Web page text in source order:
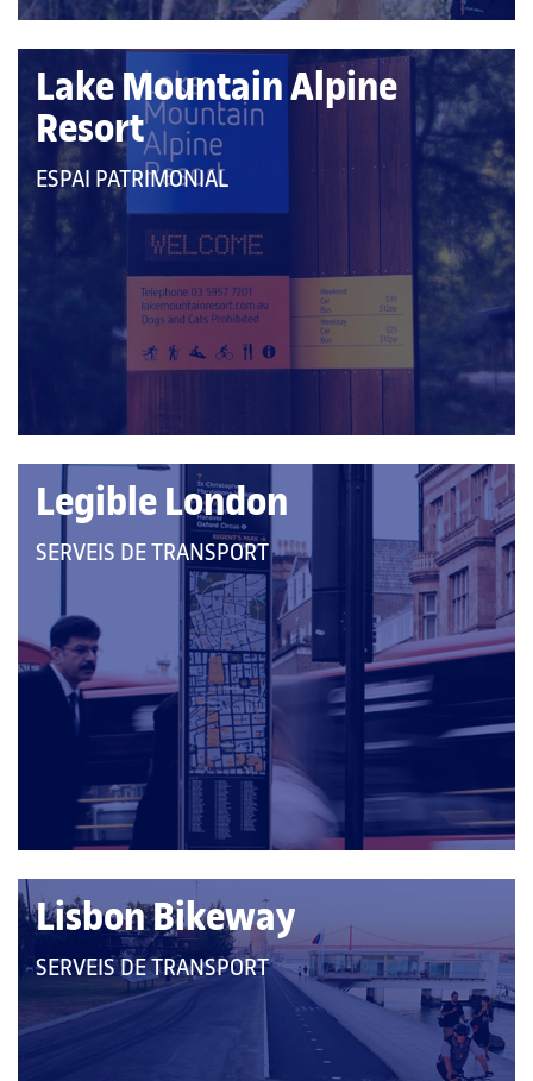
Lake Mountain Alpine
Resort
QUE
PERTANY
CATEGORIES:
ESPAI PATRIMONIAL
Legible London
QUE
LES
CATEGORIES:
SERVEIS DE TRANSPORT
Lisbon Bikeway
QUE
PERTANY
A
SERVEIS DE TRANSPORT